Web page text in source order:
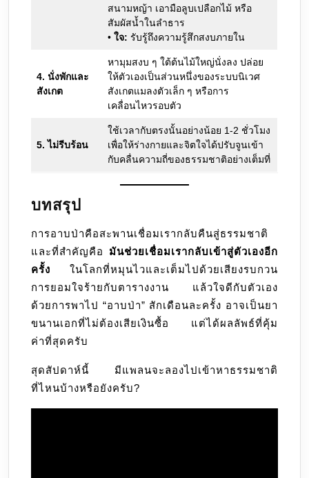
สนามหญ้า เอามือลูบเปลือกไม้ หรือ
สัมผัสน้ำในลำธาร
• ใจ: รับรู้ถึงความรู้สึกสงบภายใน
4. นั่งพักและ
สังเกต
หามุมสงบ ๆ ใต้ต้นไม้ใหญ่นั่งลง ปล่อย
ให้ตัวเองเป็นส่วนหนึ่งของระบบนิเวศ
สังเกตแมลงตัวเล็ก ๆ หรือการ
เคลื่อนไหวรอบตัว
5. ไม่รีบร้อน
ใช้เวลากับตรงนั้นอย่างน้อย 1-2 ชั่วโมง
เพื่อให้ร่างกายและจิตใจได้ปรับจูนเข้า
กับคลื่นความถี่ของธรรมชาติอย่างเต็มที่
บทสรุป
การอาบป่าคือสะพานเชื่อมเรากลับคืนสู่ธรรมชาติ
และที่สำคัญคือ มันช่วยเชื่อมเรากลับเข้าสู่ตัวเองอีก
ครั้ง ในโลกที่หมุนไวและเต็มไปด้วยเสียงรบกวน
การยอมใจร้ายกับตารางงาน แล้วใจดีกับตัวเอง
ด้วยการพาไป “อาบป่า” สักเดือนละครั้ง อาจเป็นยา
ขนานเอกที่ไม่ต้องเสียเงินซื้อ แต่ได้ผลลัพธ์ที่คุ้ม
ค่าที่สุดครับ
สุดสัปดาห์นี้ มีแพลนจะลองไปเข้าหาธรรมชาติ
ที่ไหนบ้างหรือยังครับ?